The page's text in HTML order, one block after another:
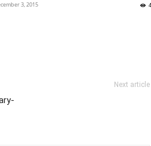
3, 2015
Next article